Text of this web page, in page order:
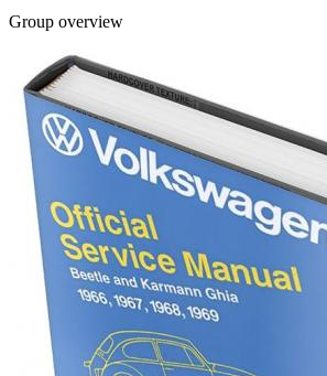
Group overview